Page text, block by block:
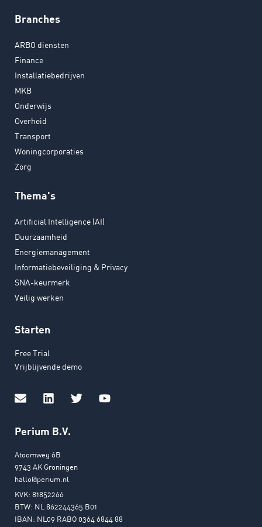
Branches
ARBO diensten
Finance
Installatiebedrijven
MKB
Onderwijs
Overheid
Transport
Woningcorporaties
Zorg
Thema's
Artificial Intelligence (AI)
Duurzaamheid
Energiemanagement
Informatiebeveiliging & Privacy
SNA-keurmerk
Veilig werken
Starten
Free Trial
Vrijblijvende demo
Perium B.V.
Atoomweg 6B
9743 AK Groningen
hallo@perium.nl
KVK: 81852266
BTW: NL 862244365 B01
IBAN: NL09 RABO 0364 6844 88